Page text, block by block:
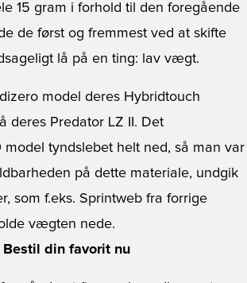
15 gram i forhold til den foregående
de først og fremmest ved at skifte
lå på en ting: lav vægt.
model deres Hybridtouch
deres Predator LZ II. Det
tyndslebet helt ned, så man var
på dette materiale, undgik
som f.eks. Sprintweb fra forrige
vægten nede.
Bestil din favorit nu